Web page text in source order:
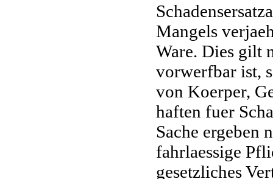
Mangels
Ware. Dies gilt
vorwerfbar ist,
von Koerper,
haften fuer
Sache ergeben
fahrlaessige
gesetzliches